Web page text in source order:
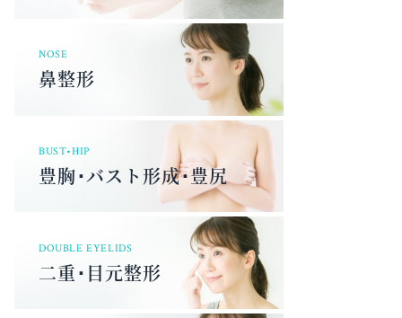
NOSE
鼻整形
BUST•HIP
豊胸･バスト形成･豊尻
DOUBLE EYELIDS
二重･目元整形